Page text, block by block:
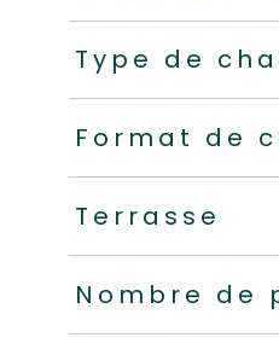
Type de
Format de
Terrasse
Nombre de